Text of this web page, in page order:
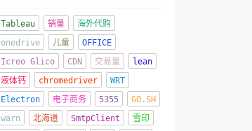
Tableau 销量
海外代购
onedrive
儿童
OFFICE
Icreo Glico
CDN 交易量
lean
液体钙
chromedriver
WRT
Electron
电子商务 5355
GO.SH
warn
北海道 SmtpClient
雪印